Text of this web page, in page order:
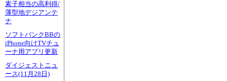
素子相当の高利得/
薄型地デジアンテ
ナ
ソフトバンクBBの
iPhone向けTVチュ
ーナ用アプリ更新
ダイジェストニュ
ース(11月28日)